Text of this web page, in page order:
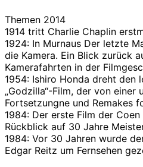
Themen 2014
1914 tritt Charlie Chaplin
1924: In Murnaus Der letzte
die Kamera. Ein Blick zurück
Kamerafahrten in der
1954: Ishiro Honda dreht den
„Godzilla“-Film, der von einer
Fortsetzungne und Remakes
1984: Der erste Film der
Rückblick auf 30 Jahre
1984: Vor 30 Jahren wurde
Edgar Reitz um Fernsehen